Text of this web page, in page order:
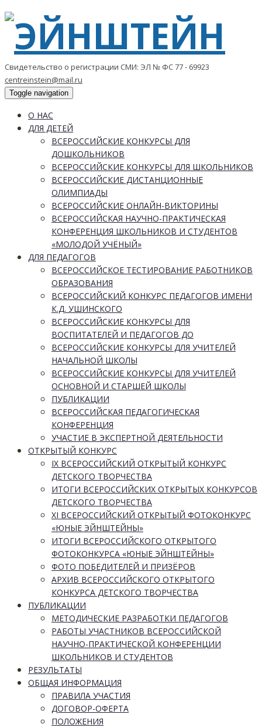
Свидетельство о регистрации СМИ: ЭЛ № ФС 77 - 69923
centreinstein@mail.ru
Toggle navigation
О НАС
ДЛЯ ДЕТЕЙ
ВСЕРОССИЙСКИЕ КОНКУРСЫ ДЛЯ
ДОШКОЛЬНИКОВ
ВСЕРОССИЙСКИЕ КОНКУРСЫ ДЛЯ ШКОЛЬНИКОВ
ВСЕРОССИЙСКИЕ ДИСТАНЦИОННЫЕ
ОЛИМПИАДЫ
ВСЕРОССИЙСКИЕ ОНЛАЙН-ВИКТОРИНЫ
ВСЕРОССИЙСКАЯ НАУЧНО-ПРАКТИЧЕСКАЯ
КОНФЕРЕНЦИЯ ШКОЛЬНИКОВ И СТУДЕНТОВ
«МОЛОДОЙ УЧЁНЫЙ»
ДЛЯ ПЕДАГОГОВ
ВСЕРОССИЙСКОЕ ТЕСТИРОВАНИЕ РАБОТНИКОВ
ОБРАЗОВАНИЯ
ВСЕРОССИЙСКИЙ КОНКУРС ПЕДАГОГОВ ИМЕНИ
К.Д. УШИНСКОГО
ВСЕРОССИЙСКИЕ КОНКУРСЫ ДЛЯ
ВОСПИТАТЕЛЕЙ И ПЕДАГОГОВ ДО
ВСЕРОССИЙСКИЕ КОНКУРСЫ ДЛЯ УЧИТЕЛЕЙ
НАЧАЛЬНОЙ ШКОЛЫ
ВСЕРОССИЙСКИЕ КОНКУРСЫ ДЛЯ УЧИТЕЛЕЙ
ОСНОВНОЙ И СТАРШЕЙ ШКОЛЫ
ПУБЛИКАЦИИ
ВСЕРОССИЙСКАЯ ПЕДАГОГИЧЕСКАЯ
КОНФЕРЕНЦИЯ
УЧАСТИЕ В ЭКСПЕРТНОЙ ДЕЯТЕЛЬНОСТИ
ОТКРЫТЫЙ КОНКУРС
IX ВСЕРОССИЙСКИЙ ОТКРЫТЫЙ КОНКУРС
ДЕТСКОГО ТВОРЧЕСТВА
ИТОГИ ВСЕРОССИЙСКИХ ОТКРЫТЫХ КОНКУРСОВ
ДЕТСКОГО ТВОРЧЕСТВА
XI ВСЕРОССИЙСКИЙ ОТКРЫТЫЙ ФОТОКОНКУРС
«ЮНЫЕ ЭЙНШТЕЙНЫ»
ИТОГИ ВСЕРОССИЙСКОГО ОТКРЫТОГО
ФОТОКОНКУРСА «ЮНЫЕ ЭЙНШТЕЙНЫ»
ФОТО ПОБЕДИТЕЛЕЙ И ПРИЗЁРОВ
АРХИВ ВСЕРОССИЙСКОГО ОТКРЫТОГО
КОНКУРСА ДЕТСКОГО ТВОРЧЕСТВА
ПУБЛИКАЦИИ
МЕТОДИЧЕСКИЕ РАЗРАБОТКИ ПЕДАГОГОВ
РАБОТЫ УЧАСТНИКОВ ВСЕРОССИЙСКОЙ
НАУЧНО-ПРАКТИЧЕСКОЙ КОНФЕРЕНЦИИ
ШКОЛЬНИКОВ И СТУДЕНТОВ
РЕЗУЛЬТАТЫ
ОБЩАЯ ИНФОРМАЦИЯ
ПРАВИЛА УЧАСТИЯ
ДОГОВОР-ОФЕРТА
ПОЛОЖЕНИЯ